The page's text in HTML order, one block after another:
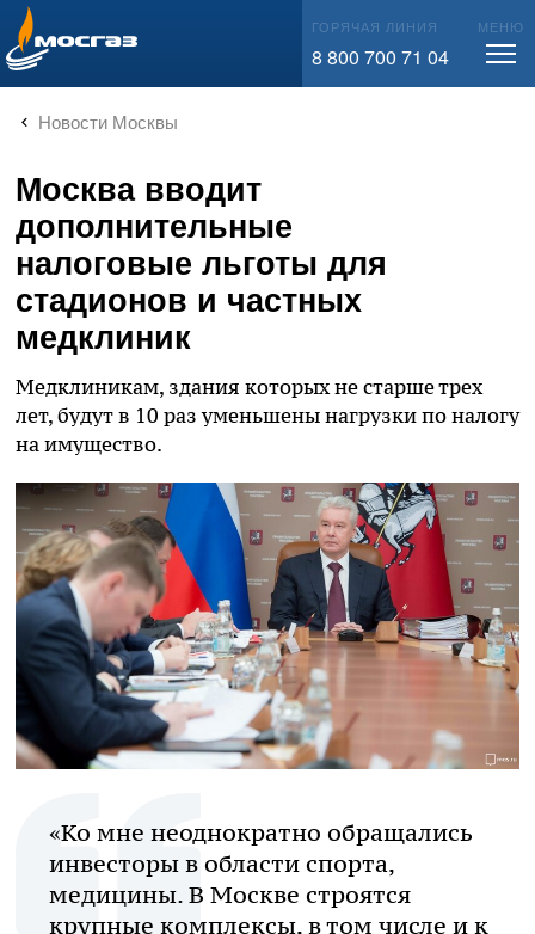
info@mos-gaz.ru ГОРЯЧАЯ ЛИНИЯ
8 800 700 71 04
МЕНЮ
Новости Москвы
Москва вводит
дополнительные
налоговые льготы для
стадионов и частных
медклиник
Медклиникам, здания которых не старше трех
лет, будут в 10 раз уменьшены нагрузки по налогу
на имущество.
«Ко мне неоднократно обращались
инвесторы в области спорта,
медицины. В Москве строятся
крупные комплексы, в том числе и к